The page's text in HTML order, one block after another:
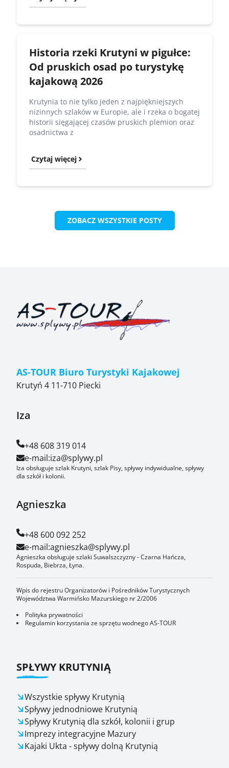
Historia rzeki Krutyni w pigułce:
Od pruskich osad po turystykę
kajakową 2026
Krutynia to nie tylko jeden z najpiękniejszych
nizinnych szlaków w Europie, ale i rzeka o bogatej
historii sięgającej czasów pruskich plemion oraz
osadnictwa z
Czytaj więcej
ZOBACZ WSZYSTKIE POSTY
AS-TOUR Biuro Turystyki Kajakowej
Krutyń 4 11-710 Piecki
Iza
+48 608 319 014
e-mail:iza@splywy.pl
Iza obsługuje szlak Krutyni, szlak Pisy, spływy indywidualne, spływy
dla szkół i kolonii.
Agnieszka
+48 600 092 252
e-mail:agnieszka@splywy.pl
Agnieszka obsługuje szlaki Suwalszczyzny - Czarna Hańcza,
Rospuda, Biebrza, Łyna.
Wpis do rejestru Organizatorów i Pośredników Turystycznych
Województwa Warmińsko Mazurskiego nr 2/2006
Polityka prywatności
Regulamin korzystania ze sprzętu wodnego AS-TOUR
SPŁYWY KRUTYNIĄ
Wszystkie spływy Krutynią
Spływy jednodniowe Krutynią
Spływy Krutynią dla szkół, kolonii i grup
Imprezy integracyjne Mazury
Kajaki Ukta - spływy dolną Krutynią